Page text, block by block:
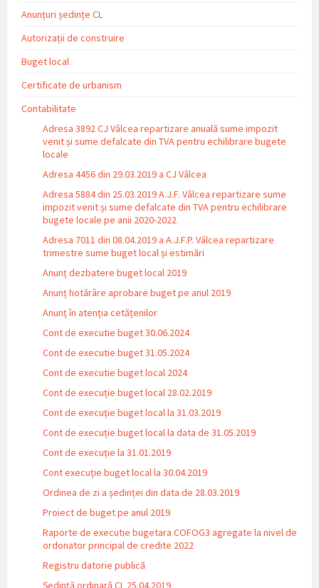
Anunțuri ședințe CL
Autorizații de construire
Buget local
Certificate de urbanism
Contabilitate
Adresa 3892 CJ Vâlcea repartizare anuală sume impozit
venit și sume defalcate din TVA pentru echilibrare bugete
locale
Adresa 4456 din 29.03.2019 a CJ Vâlcea
Adresa 5884 din 25.03.2019 A.J.F. Vâlcea repartizare sume
impozit venit și sume defalcate din TVA pentru echilibrare
bugete locale pe anii 2020-2022
Adresa 7011 din 08.04.2019 a A.J.F.P. Vâlcea repartizare
trimestre sume buget local și estimări
Anunț dezbatere buget local 2019
Anunț hotărâre aprobare buget pe anul 2019
Anunț în atenția cetățenilor
Cont de executie buget 30.06.2024
Cont de executie buget 31.05.2024
Cont de executie buget local 2024
Cont de execuție buget local 28.02.2019
Cont de execuție buget local la 31.03.2019
Cont de execuție buget local la data de 31.05.2019
Cont de execuție la 31.01.2019
Cont execuție buget local la 30.04.2019
Ordinea de zi a ședinței din data de 28.03.2019
Proiect de buget pe anul 2019
Raporte de executie bugetara COFOG3 agregate la nivel de
ordonator principal de credite 2022
Registru datorie publică
Ședință ordinară CL 25.04.2019